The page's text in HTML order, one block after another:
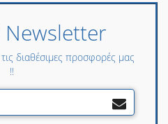
διαθέσιμες προσφορές μας
!!